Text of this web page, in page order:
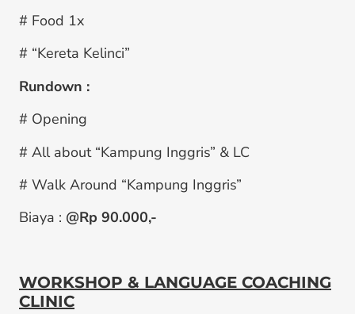
# Food 1x
# “Kereta Kelinci”
Rundown :
# Opening
# All about “Kampung Inggris” & LC
# Walk Around “Kampung Inggris”
Biaya : @Rp 90.000,-
WORKSHOP & LANGUAGE COACHING
CLINIC